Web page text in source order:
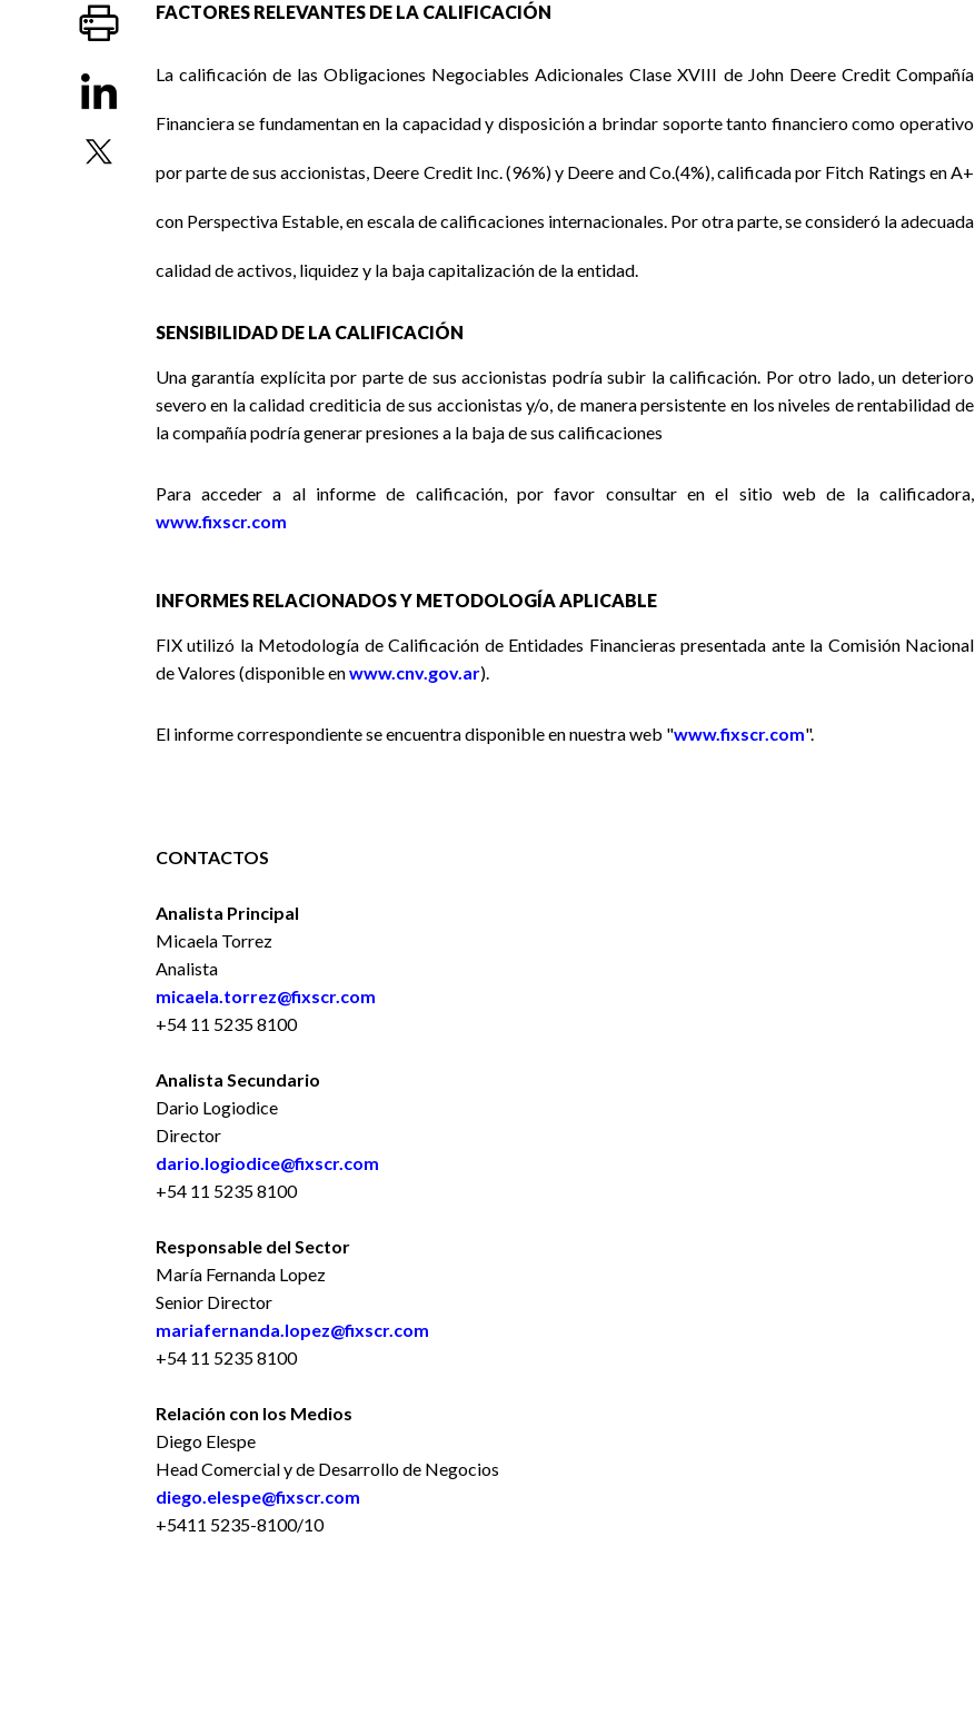
FACTORES RELEVANTES DE LA CALIFICACIÓN
La calificación de las Obligaciones Negociables Adicionales Clase XVIII de John Deere Credit Compañía
Financiera se fundamentan en la capacidad y disposición a brindar soporte tanto financiero como operativo
por parte de sus accionistas, Deere Credit Inc. (96%) y Deere and Co.(4%), calificada por Fitch Ratings en A+
con Perspectiva Estable, en escala de calificaciones internacionales. Por otra parte, se consideró la adecuada
calidad de activos, liquidez y la baja capitalización de la entidad.
SENSIBILIDAD DE LA CALIFICACIÓN
Una garantía explícita por parte de sus accionistas podría subir la calificación. Por otro lado, un deterioro
severo en la calidad crediticia de sus accionistas y/o, de manera persistente en los niveles de rentabilidad de
la compañía podría generar presiones a la baja de sus calificaciones
Para acceder a al informe de calificación, por favor consultar en el sitio web de la calificadora,
www.fixscr.com
INFORMES RELACIONADOS Y METODOLOGÍA APLICABLE
FIX utilizó la Metodología de Calificación de Entidades Financieras presentada ante la Comisión Nacional
de Valores (disponible enwww.cnv.gov.ar).
El informe correspondiente se encuentra disponible en nuestra web "www.fixscr.com".
CONTACTOS
Analista Principal
Micaela Torrez
Analista
micaela.torrez@fixscr.com
+54 11 5235 8100
Analista Secundario
Dario Logiodice
Director
dario.logiodice@fixscr.com
+54 11 5235 8100
Responsable del Sector
María Fernanda Lopez
Senior Director
mariafernanda.lopez@fixscr.com
+54 11 5235 8100
Relación con los Medios
Diego Elespe
Head Comercial y de Desarrollo de Negocios
diego.elespe@fixscr.com
+5411 5235-8100/10